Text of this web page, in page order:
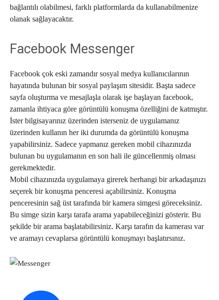
bağlantılı olabilmesi, farklı platformlarda da kullanabilmenize
olanak sağlayacaktır.
Facebook Messenger
Facebook çok eski zamandır sosyal medya kullanıcılarının
hayatında bulunan bir sosyal paylaşım sitesidir. Başta sadece
sayfa oluşturma ve mesajlaşla olarak işe başlayan facebook,
zamanla ihtiyaca göre görüntülü konuşma özelliğini de katmıştır.
İster bilgisayarınız üzerinden isterseniz de uygulamanız
üzerinden kullanın her iki durumda da görüntülü konuşma
yapabilirsiniz. Sadece yapmanız gereken mobil cihazınızda
bulunan bu uygulamanın en son hali ile güncellenmiş olması
gerekmektedir.
Mobil cihazınızda uygulamaya girerek herhangi bir arkadaşınızı
seçerek bir konuşma penceresi açabilirsiniz. Konuşma
penceresinin sağ üst tarafında bir kamera simgesi göreceksiniz.
Bu simge sizin karşı tarafa arama yapabileceğinizi gösterir. Bu
şekilde bir arama başlatabilirsiniz. Karşı tarafın da kamerası var
ve aramayı cevaplarsa görüntülü konuşmayı başlatırsınız.